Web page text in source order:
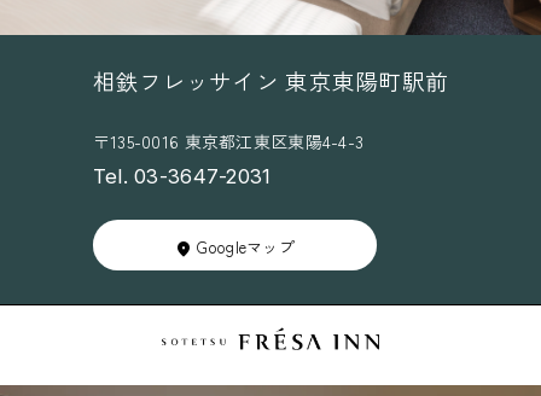
相鉄フレッサイン 東京東陽町駅前
〒135-0016 東京都江東区東陽4-4-3
Tel. 03-3647-2031
Googleマップ